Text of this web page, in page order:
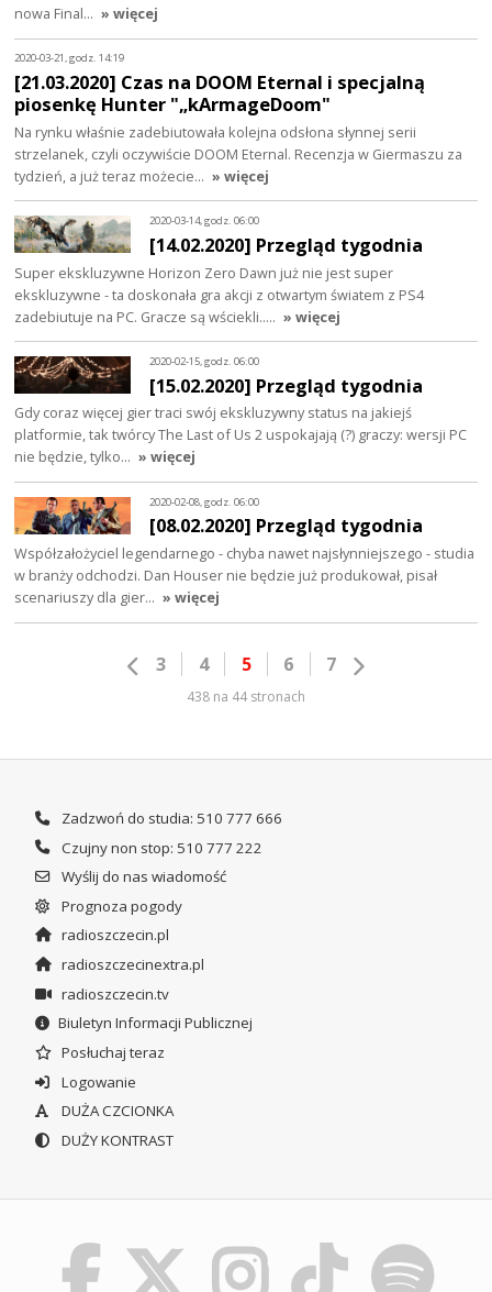
nowa Final… » więcej
2020-03-21, godz. 14:19
[21.03.2020] Czas na DOOM Eternal i specjalną
piosenkę Hunter "„kArmageDoom"
Na rynku właśnie zadebiutowała kolejna odsłona słynnej serii
strzelanek, czyli oczywiście DOOM Eternal. Recenzja w Giermaszu za
tydzień, a już teraz możecie… » więcej
2020-03-14, godz. 06:00
[14.02.2020] Przegląd tygodnia
Super ekskluzywne Horizon Zero Dawn już nie jest super
ekskluzywne - ta doskonała gra akcji z otwartym światem z PS4
zadebiutuje na PC. Gracze są wściekli..… » więcej
2020-02-15, godz. 06:00
[15.02.2020] Przegląd tygodnia
Gdy coraz więcej gier traci swój ekskluzywny status na jakiejś
platformie, tak twórcy The Last of Us 2 uspokajają (?) graczy: wersji PC
nie będzie, tylko… » więcej
2020-02-08, godz. 06:00
[08.02.2020] Przegląd tygodnia
Współzałożyciel legendarnego - chyba nawet najsłynniejszego - studia
w branży odchodzi. Dan Houser nie będzie już produkował, pisał
scenariuszy dla gier… » więcej
3 4 5 6 7
438 na 44 stronach
Zadzwoń do studia: 510 777 666
Czujny non stop: 510 777 222
Wyślij do nas wiadomość
Prognoza pogody
radioszczecin.pl
radioszczecinextra.pl
radioszczecin.tv
Biuletyn Informacji Publicznej
Posłuchaj teraz
Logowanie
DUŻA CZCIONKA
DUŻY KONTRAST